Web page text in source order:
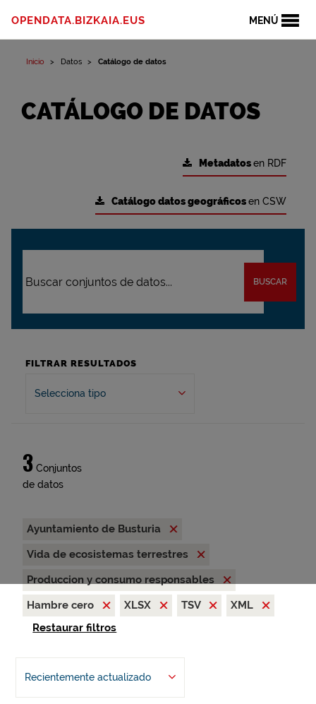
MENÚ
OPENDATA.BIZKAIA.EUS
Inicio Datos Catálogo de datos
CATÁLOGO DE DATOS
Metadatosen RDF
Catálogo datos geográficosen CSW
BUSCAR
FILTRAR RESULTADOS
Selecciona tipo
3 Conjuntos
de datos
Ayuntamiento de Busturia
Vida de ecosistemas terrestres
Produccion y consumo responsables
Hambre cero
XLSX TSV
XML
Restaurar filtros
Recientemente actualizado